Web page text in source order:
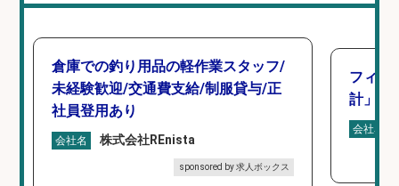
倉庫での釣り用品の軽作業スタッフ/
未経験歓迎/交通費支給/制服貸与/正
社員登用あり
会社名 株式会社REnista
sponsored by 求人ボックス
フィッ
計」
会社名